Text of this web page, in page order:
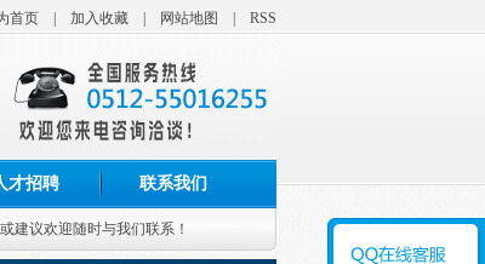
首页 加入收藏 网站地图 RSS
才招聘 联系我们
或建议欢迎随时与我们联系！